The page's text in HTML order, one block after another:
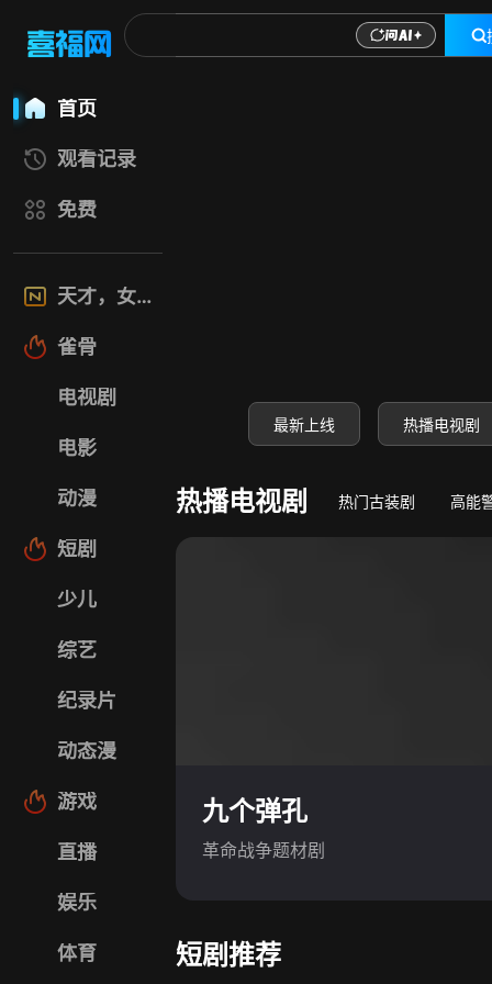
首页
观看记录
免费
天才，女友
雀骨
电视剧
电影
动漫
短剧
少儿
综艺
纪录片
动态漫
游戏
直播
娱乐
体育
最新上线 热播电视剧
热播电视剧 热门古装剧 高能
九个弹孔
革命战争题材剧
短剧推荐